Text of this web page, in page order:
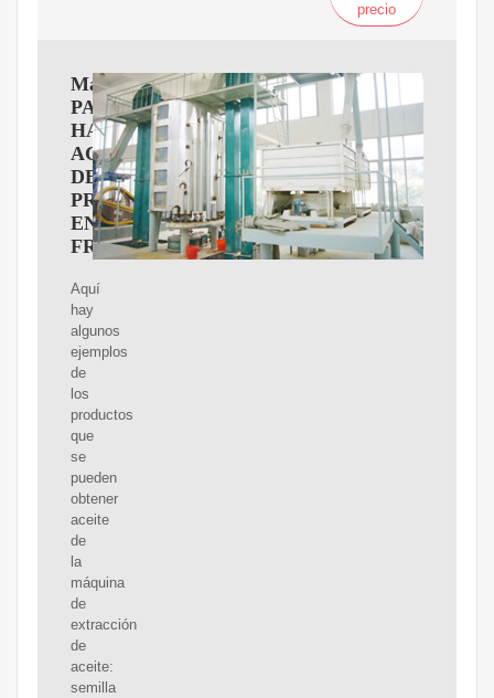
precio
MáQUINAS
PARA
HACER
ACEITE
DE
PRENSA
EN
FRíO
Aquí
hay
algunos
ejemplos
de
los
productos
que
se
pueden
obtener
aceite
de
la
máquina
de
extracción
de
aceite:
semilla